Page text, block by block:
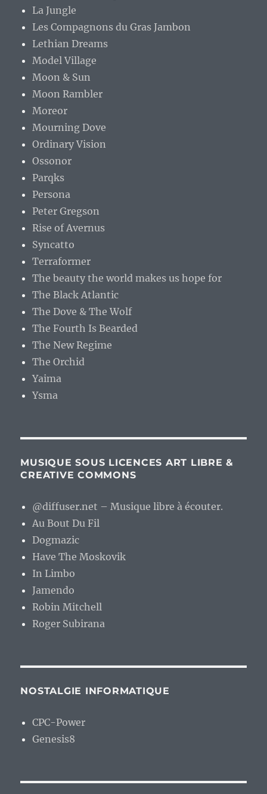
La Jungle
Les Compagnons du Gras Jambon
Lethian Dreams
Model Village
Moon & Sun
Moon Rambler
Moreor
Mourning Dove
Ordinary Vision
Ossonor
Parqks
Persona
Peter Gregson
Rise of Avernus
Syncatto
Terraformer
The beauty the world makes us hope for
The Black Atlantic
The Dove & The Wolf
The Fourth Is Bearded
The New Regime
The Orchid
Yaima
Ysma
MUSIQUE SOUS LICENCES ART LIBRE &
CREATIVE COMMONS
@diffuser.net – Musique libre à écouter.
Au Bout Du Fil
Dogmazic
Have The Moskovik
In Limbo
Jamendo
Robin Mitchell
Roger Subirana
NOSTALGIE INFORMATIQUE
CPC-Power
Genesis8